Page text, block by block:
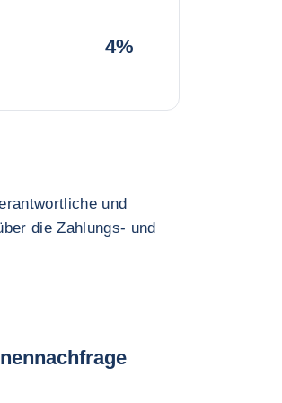
4%
und
die Zahlungs- und